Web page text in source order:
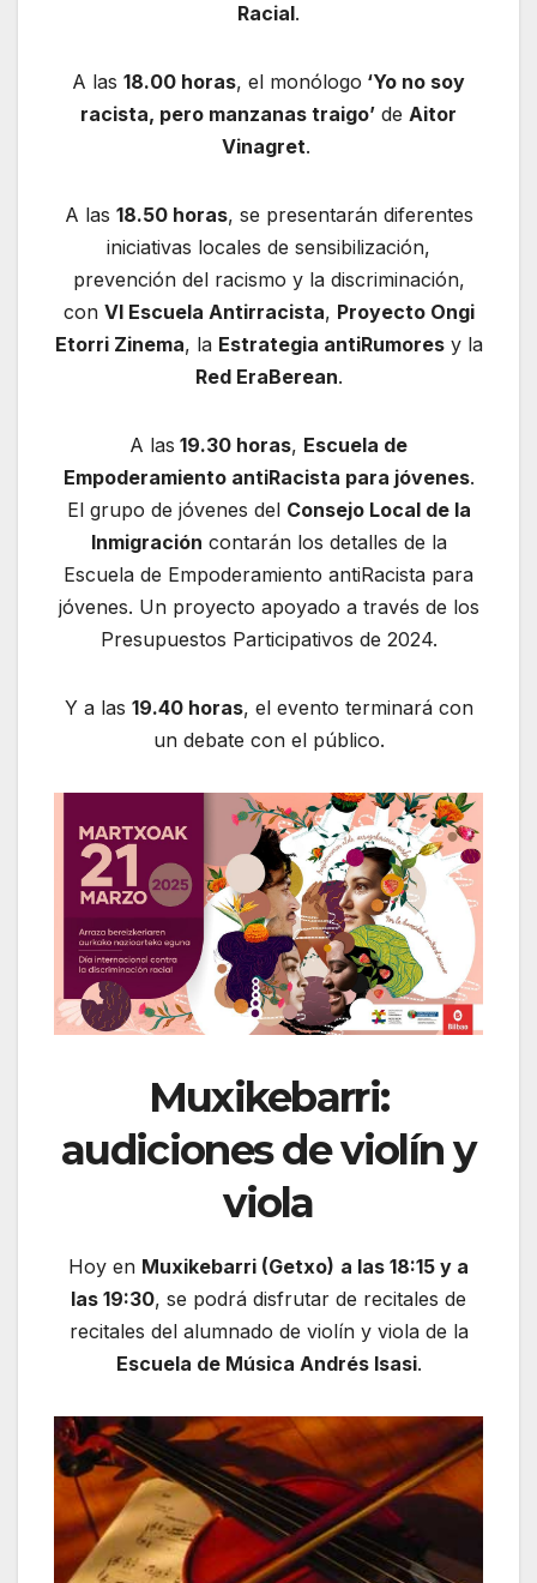
Racial.
A las 18.00 horas, el monólogo ‘Yo no soy
racista, pero manzanas traigo’ de Aitor
Vinagret.
A las 18.50 horas, se presentarán diferentes
iniciativas locales de sensibilización,
prevención del racismo y la discriminación,
con VI Escuela Antirracista, Proyecto Ongi
Etorri Zinema, la Estrategia antiRumoresy la
Red EraBerean.
A las 19.30 horas, Escuela de
Empoderamiento antiRacista para jóvenes.
El grupo de jóvenes del Consejo Local de la
Inmigración contarán los detalles de la
Escuela de Empoderamiento antiRacista para
jóvenes. Un proyecto apoyado a través de los
Presupuestos Participativos de 2024.
Y a las 19.40 horas, el evento terminará con
un debate con el público.
Muxikebarri:
audiciones de violín y
viola
Hoy en Muxikebarri (Getxo) a las 18:15 y a
las 19:30, se podrá disfrutar de recitales de
recitales del alumnado de violín y viola de la
Escuela de Música Andrés Isasi.